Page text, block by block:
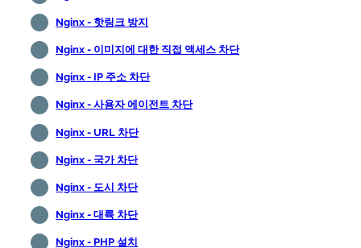
Nginx - 핫링크 방지
Nginx - 이미지에 대한 직접 액세스 차단
Nginx - IP 주소 차단
Nginx - 사용자 에이전트 차단
Nginx - URL 차단
Nginx - 국가 차단
Nginx - 도시 차단
Nginx - 대륙 차단
Nginx - PHP 설치